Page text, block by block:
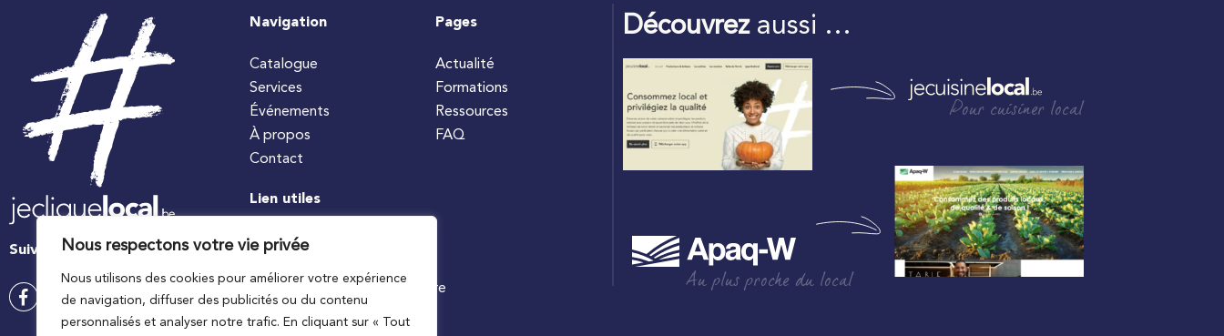
Nous respectons votre vie privée
Nous utilisons des cookies pour améliorer votre expérience
de navigation, diffuser des publicités ou du contenu
personnalisés et analyser notre trafic. En cliquant sur « Tout
Suivez-nous
Navigation
Catalogue
Services
Événements
À propos
Contact
Pages
Actualité
Formations
Ressources
FAQ
Lien utiles
#jecuisinelocal
Ministre wallon de l’agriculture
Découvrezaussi …
Pour cuisiner local
Au plus proche du local